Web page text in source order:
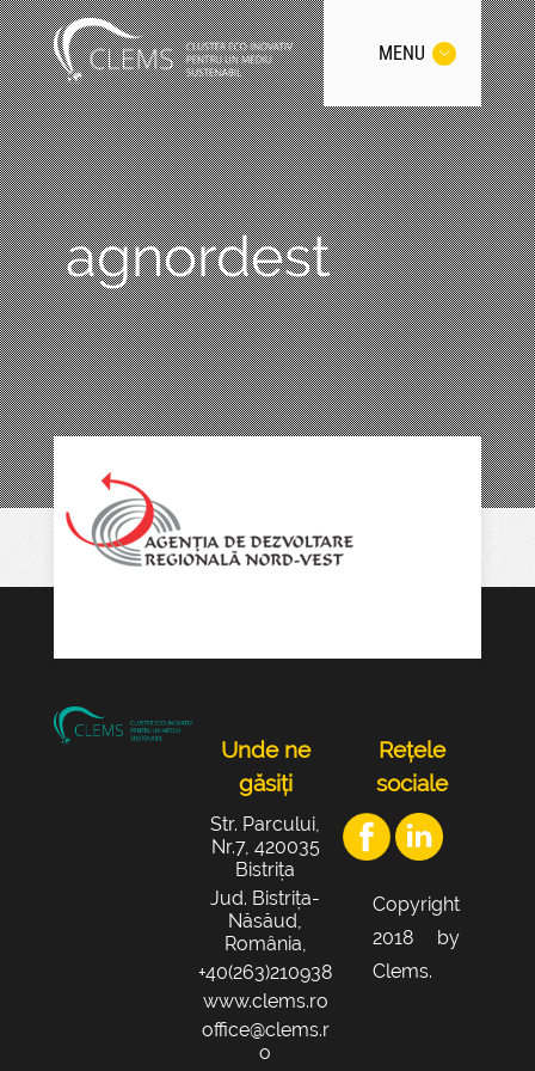
MENU
agnordest
Unde ne
găsiți
Str. Parcului,
Nr.7, 420035
Bistrița
Jud. Bistrița-
Năsăud,
România,
+40(263)210938
www.clems.ro
office@clems.r
o
Rețele
sociale
Copyright
2018 by
Clems.